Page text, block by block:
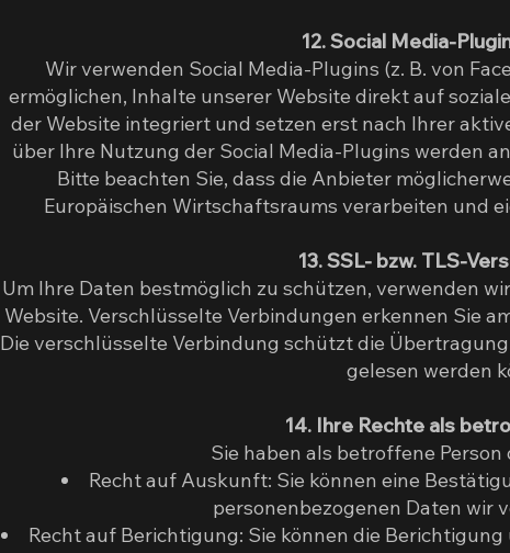
12. Social Media-
Wir verwenden Social Media-Plugins (z. B. von
ermöglichen, Inhalte unserer Website direkt auf
der Website integriert und setzen erst nach Ihrer
über Ihre Nutzung der Social Media-Plugins werden
Bitte beachten Sie, dass die Anbieter
Europäischen Wirtschaftsraums verarbeiten und
13. SSL- bzw. TLS-
Um Ihre Daten bestmöglich zu schützen, verwenden
Website. Verschlüsselte Verbindungen erkennen Sie
Die verschlüsselte Verbindung schützt die
gelesen werden
14. Ihre Rechte als
Sie haben als betroffene
Recht auf Auskunft: Sie können eine
personenbezogenen Daten wir
Recht auf Berichtigung: Sie können die